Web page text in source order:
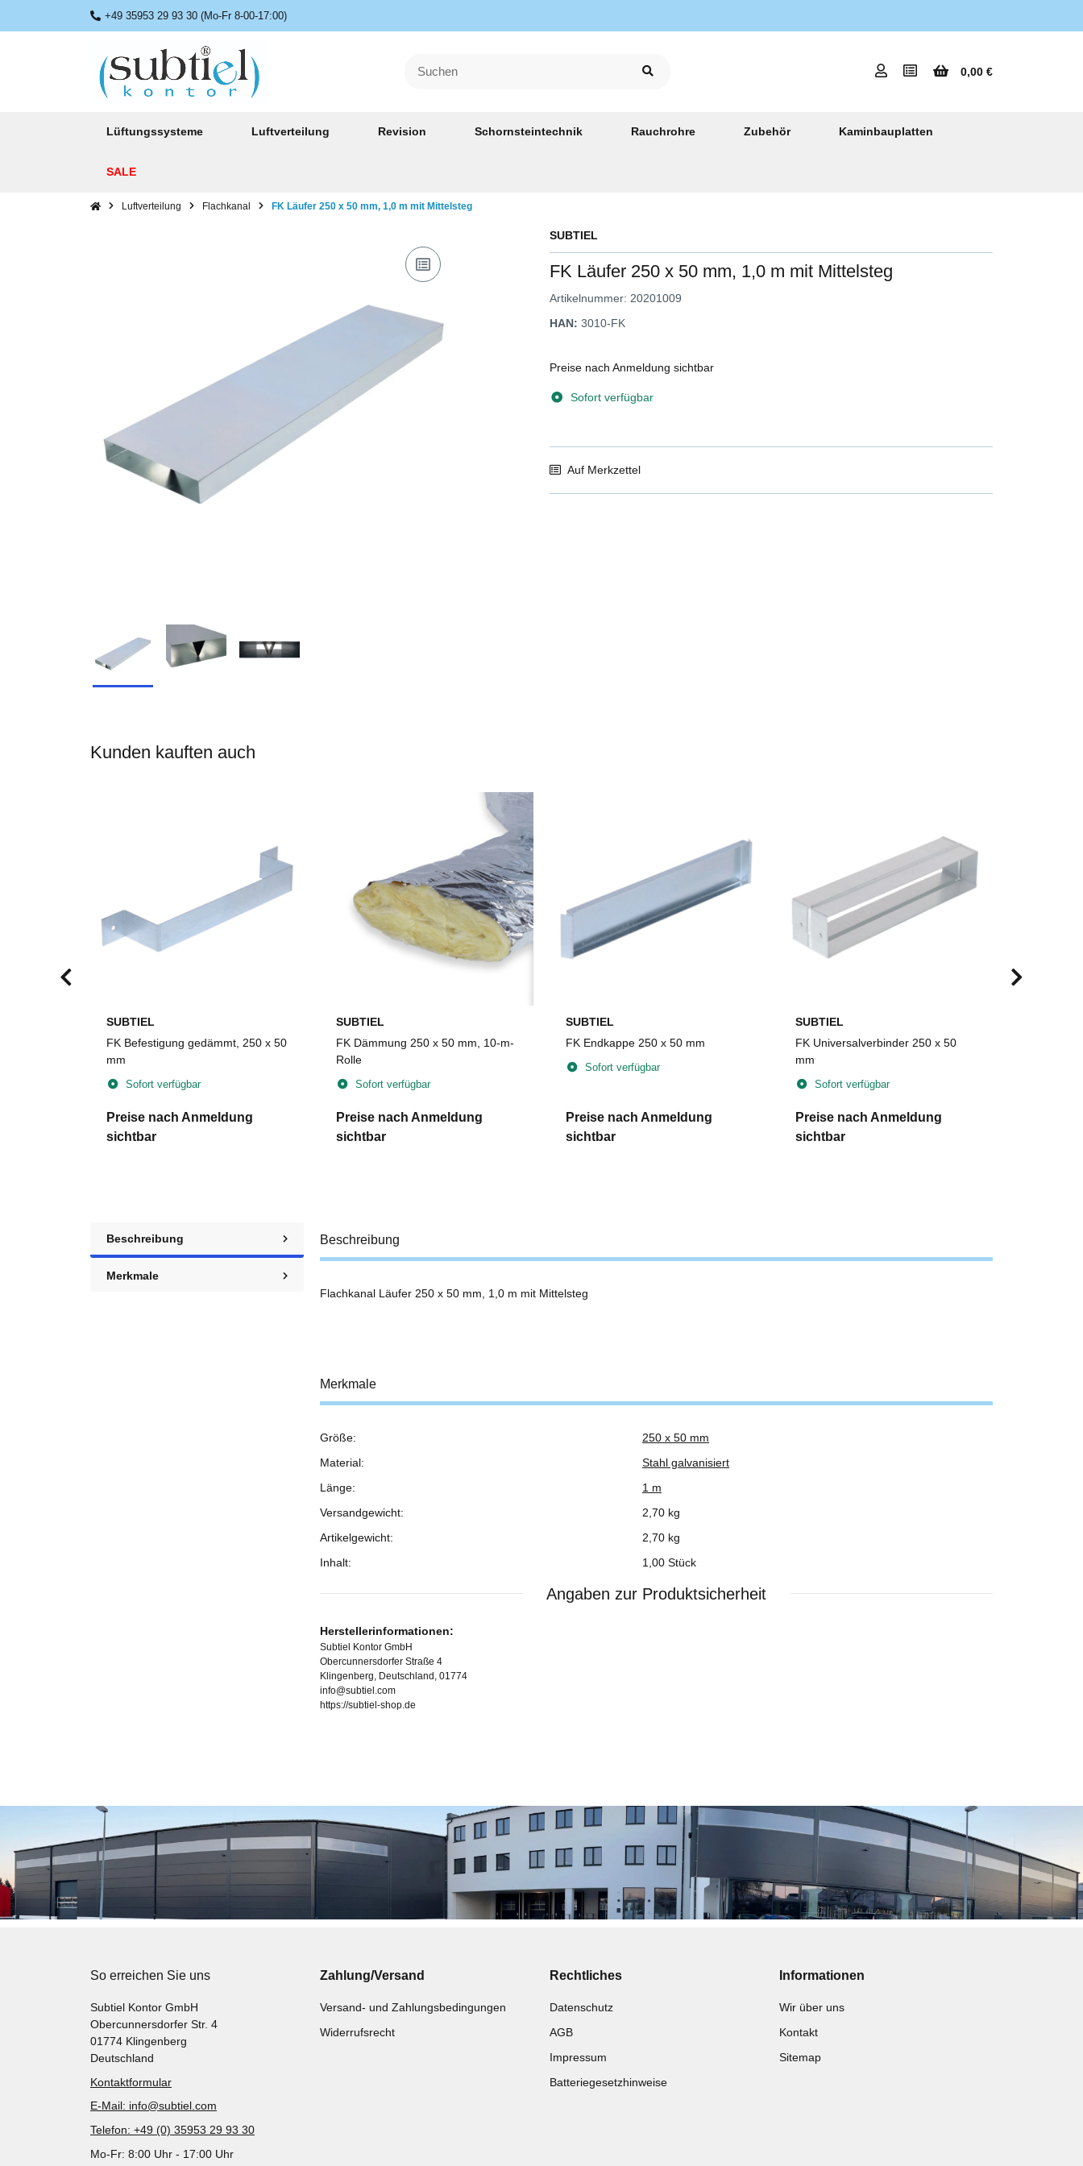
+49 35953 29 93 30 (Mo-Fr 8-00-17:00)
0,00 €
Lüftungssysteme Luftverteilung Revision Schornsteintechnik Rauchrohre Zubehör Kaminbauplatten
SALE
Luftverteilung Flachkanal FK Läufer 250 x 50 mm, 1,0 m mit Mittelsteg
SUBTIEL
FK Läufer 250 x 50 mm, 1,0 m mit Mittelsteg
Artikelnummer: 20201009
HAN: 3010-FK
Preise nach Anmeldung sichtbar
Sofort verfügbar
Auf Merkzettel
Kunden kauften auch
SUBTIEL
FK Befestigung gedämmt, 250 x 50
mm
Sofort verfügbar
Preise nach Anmeldung
sichtbar
SUBTIEL
FK Dämmung 250 x 50 mm, 10-m-
Rolle
Sofort verfügbar
Preise nach Anmeldung
sichtbar
SUBTIEL
FK Endkappe 250 x 50 mm
Sofort verfügbar
Preise nach Anmeldung
sichtbar
SUBTIEL
FK Universalverbinder 250 x 50
mm
Sofort verfügbar
Preise nach Anmeldung
sichtbar
Beschreibung
Merkmale
Beschreibung
Flachkanal Läufer 250 x 50 mm, 1,0 m mit Mittelsteg
Merkmale
Produkteigenschaft
Wert
Größe:
250 x 50 mm
Material:
Stahl galvanisiert
Länge:
1 m
Versandgewicht:
2,70 kg
Artikelgewicht:
2,70 kg
Inhalt:
1,00 Stück
Angaben zur Produktsicherheit
Herstellerinformationen:
Subtiel Kontor GmbH
Obercunnersdorfer Straße 4
Klingenberg, Deutschland, 01774
info@subtiel.com
https://subtiel-shop.de
So erreichen Sie uns
Subtiel Kontor GmbH
Obercunnersdorfer Str. 4
01774 Klingenberg
Deutschland
Kontaktformular
E-Mail: info@subtiel.com
Telefon: +49 (0) 35953 29 93 30
Mo-Fr: 8:00 Uhr - 17:00 Uhr
Zahlung/Versand
Versand- und Zahlungsbedingungen
Widerrufsrecht
Rechtliches
Datenschutz
AGB
Impressum
Batteriegesetzhinweise
Informationen
Wir über uns
Kontakt
Sitemap